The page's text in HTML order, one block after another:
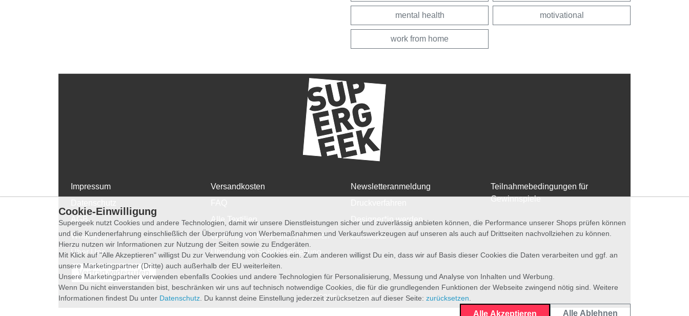
mental health motivational
work from home
Impressum
WhatsApp
Über Uns
Versandkosten
Alle Textilien
Widerruf, Retoure und Umtausch
Übergrößen Sonderbestellung
Newsletteranmeldung
Designer*in werden
Zertifikate
Teilnahmebedingungen für
Gewinnspiele
Vertrag widerrufen
© 2026 Supergeek
Cookie-Einwilligung
Supergeek nutzt Cookies und andere Technologien, damit wir unsere Dienstleistungen sicher und zuverlässig anbieten können, die Performance unserer Shops prüfen können
und die Kundenerfahrung einschließlich der Überprüfung von Werbemaßnahmen und Verkaufswerkzeugen auf unseren als auch auf Drittseiten nachvollziehen zu können.
Hierzu nutzen wir Informationen zur Nutzung der Seiten sowie zu Endgeräten.
Mit Klick auf "Alle Akzeptieren" willigst Du zur Verwendung von Cookies ein. Zum anderen willigst Du ein, dass wir auf Basis dieser Cookies die Daten verarbeiten und ggf. an
unsere Marketingpartner (Dritte) auch außerhalb der EU weiterleiten.
Unsere Marketingpartner verwenden ebenfalls Cookies und andere Technologien für Personalisierung, Messung und Analyse von Inhalten und Werbung.
Wenn Du nicht einverstanden bist, beschränken wir uns auf technisch notwendige Cookies, die für die grundlegenden Funktionen der Webseite zwingend nötig sind. Weitere
Informationen findest Du unter Datenschutz . Du kannst deine Einstellung jederzeit zurücksetzen auf dieser Seite: zurücksetzen
Alle Akzeptieren Alle Ablehnen